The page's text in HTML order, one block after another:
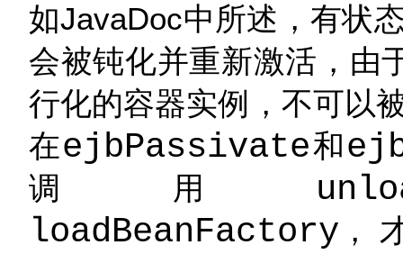
如JavaDoc中所述，有状
会被钝化并重新激活，由
行化的容器实例，不可以
在ejbPassivate和
调用
loadBeanFactory ，